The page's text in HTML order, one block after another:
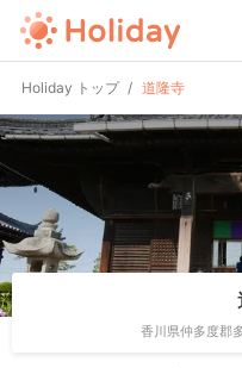
Holiday トップ 道隆寺
香川県仲多度郡